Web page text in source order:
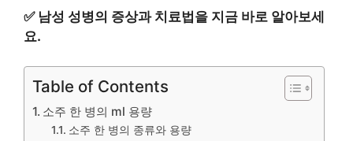
✅ 남성 성병의 증상과 치료법을 지금 바로 알아보세
요.
Table of Contents
소주 한 병의 ml 용량
소주 한 병의 종류와 용량